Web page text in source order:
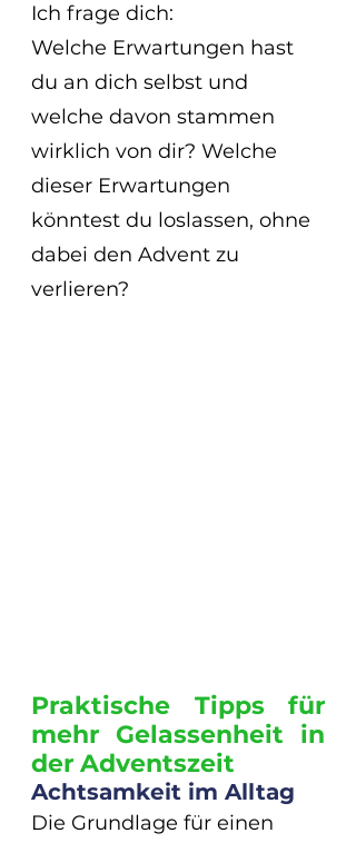
Ich frage dich:
Welche Erwartungen hast
du an dich selbst und
welche davon stammen
wirklich von dir? Welche
dieser Erwartungen
könntest du loslassen, ohne
dabei den Advent zu
verlieren?
Praktische Tipps für
mehr Gelassenheit in
der Adventszeit
Achtsamkeit im Alltag
Die Grundlage für einen